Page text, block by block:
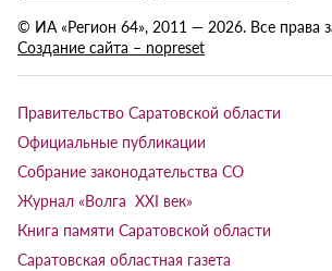
© ИА «Регион 64», 2011 — 2026. Все права
Создание сайта – nopreset
Правительство Саратовской области
Официальные публикации
Собрание законодательства СО
Журнал «Волга XXI век»
Книга памяти Саратовской области
Саратовская областная газета